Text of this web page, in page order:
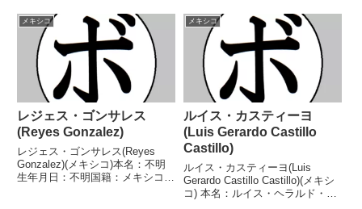
国籍：メキシコ戦績：87戦71勝
(34KO)12敗4分【獲得タイトル】
UniBoxライトフライ...
績：28戦14勝(9KO)10敗4分【獲
得タイトル】ハリスコ州ライトフ
ライ級王座FECOMBOXメキシ
コ...
メキシコ
レジェス・ゴンサレス
(Reyes Gonzalez)
レジェス・ゴンサレス(Reyes
Gonzalez)(メキシコ)本名：不明
生年月日：不明国籍：メキシコ戦
メキシコ
ルイス・カスティーヨ
(Luis Gerardo Castillo
Castillo)
ルイス・カスティーヨ(Luis
Gerardo Castillo Castillo)(メキシ
コ) 本名：ルイス・ヘラルド・カ